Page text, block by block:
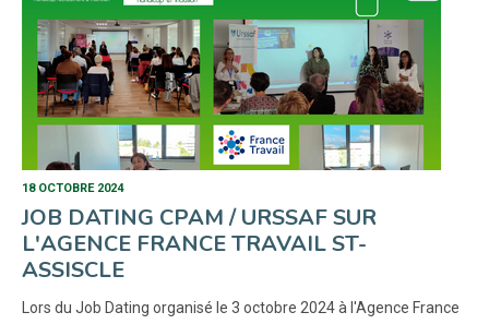
18 OCTOBRE 2024
JOB DATING CPAM / URSSAF SUR
L'AGENCE FRANCE TRAVAIL ST-
ASSISCLE
Lors du Job Dating organisé le 3 octobre 2024 à l'Agence France